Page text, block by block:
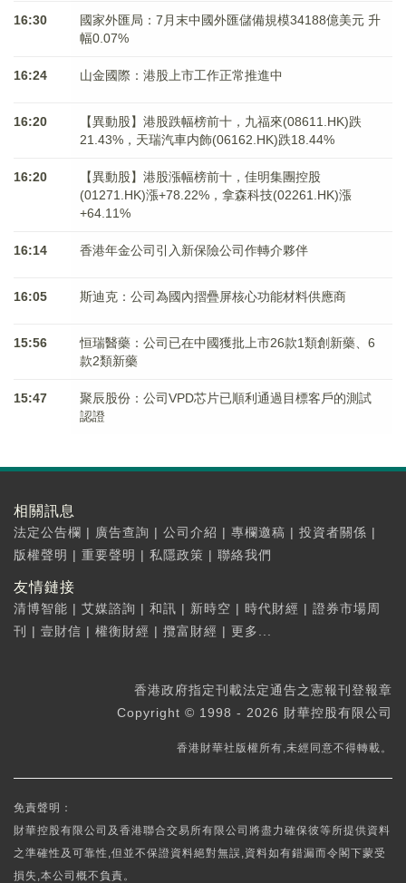
16:30
國家外匯局：7月末中國外匯儲備規模34188億美元 升
幅0.07%
16:24 山金國際：港股上市工作正常推進中
16:20
【異動股】港股跌幅榜前十，九福來(08611.HK)跌
21.43%，天瑞汽車内飾(06162.HK)跌18.44%
16:20
【異動股】港股漲幅榜前十，佳明集團控股
(01271.HK)漲+78.22%，拿森科技(02261.HK)漲
+64.11%
16:14 香港年金公司引入新保險公司作轉介夥伴
16:05 斯迪克：公司為國內摺疊屏核心功能材料供應商
15:56
恒瑞醫藥：公司已在中國獲批上市26款1類創新藥、6
款2類新藥
15:47
聚辰股份：公司VPD芯片已順利通過目標客戶的測試
認證
相關訊息
法定公告欄 | 廣告查詢 | 公司介紹 | 專欄邀稿 | 投資者關係 |
版權聲明 | 重要聲明 | 私隱政策 | 聯絡我們
友情鏈接
清博智能 | 艾媒諮詢 | 和訊 | 新時空 | 時代財經 | 證券市場周
刊
| 壹財信 | 權衡財經 | 攬富財經 | 更多...
香港政府指定刊載法定通告之憲報刊登報章
Copyright © 1998 - 2026 財華控股有限公司
香港財華社版權所有,未經同意不得轉載。
免責聲明：
財華控股有限公司及香港聯合交易所有限公司將盡力確保彼等所提供資料
之準確性及可靠性,但並不保證資料絕對無誤,資料如有錯漏而令閣下蒙受
損失,本公司概不負責。